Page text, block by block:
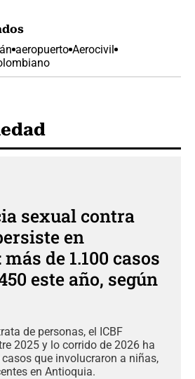
aeropuerto Aerocivil
sexual contra
en
de 1.100 casos
este año, según
de personas, el ICBF
2025 y lo corrido de 2026 ha
que involucraron a niñas,
en Antioquia.